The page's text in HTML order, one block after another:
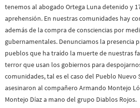
tenemos al abogado Ortega Luna detenido y
aprehensión. En nuestras comunidades hay
además de la compra de consciencias por
gubernamentales. Denunciamos la presencia
pueblos que ha traído la muerte de nuestras
terror que usan los gobiernos para
comunidades, tal es el caso del Pueblo Nuevo
asesinaron al compañero Armando Montejo
Montejo Díaz a mano del grupo Diablos Rojos.